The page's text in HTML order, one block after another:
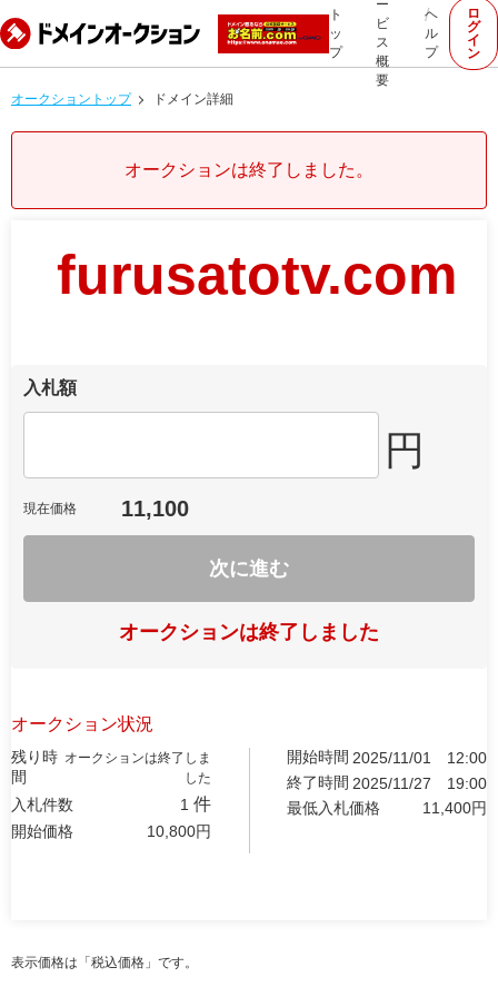
ト
ッ
プ
ー
ビ
ス
概
要
ヘ
ル
プ
ロ
グ
イ
ン
オークショントップ ドメイン詳細
オークションは終了しました。
furusatotv.com
入札額
円
現在価格 11,100
次に進む
オークションは終了しました
オークション状況
残り時
間
オークションは終了しま
した
入札件数 1 件
開始価格 10,800円
開始時間 2025/11/01
12:00
終了時間 2025/11/27
19:00
最低入札価格
11,400円
表示価格は「税込価格」です。